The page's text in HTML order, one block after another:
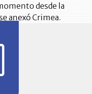
desde la
anexó Crimea.